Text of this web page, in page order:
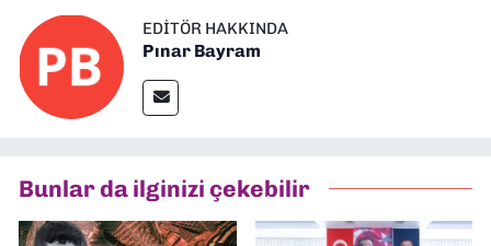
EDITÖR HAKKINDA
Pınar Bayram
Bunlar da ilginizi çekebilir